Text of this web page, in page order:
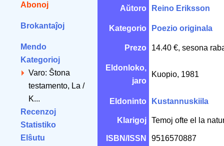
Abonoj
Brokantaĵoj
Mendo
Kategorioj
Varo: Ŝtona
testamento, La /
K...
Recenzoj
Statistiko
Elŝutu
Aŭtoro Reino Eriksson
Kategorio Poezio originala
Prezo 14.40 €, sesona
Eldonloko,
jaro
Kuopio, 1981
Eldoninto Kustannuskiila
Klarigoj Temoj ofte el la
ISBN/ISSN 9516570887